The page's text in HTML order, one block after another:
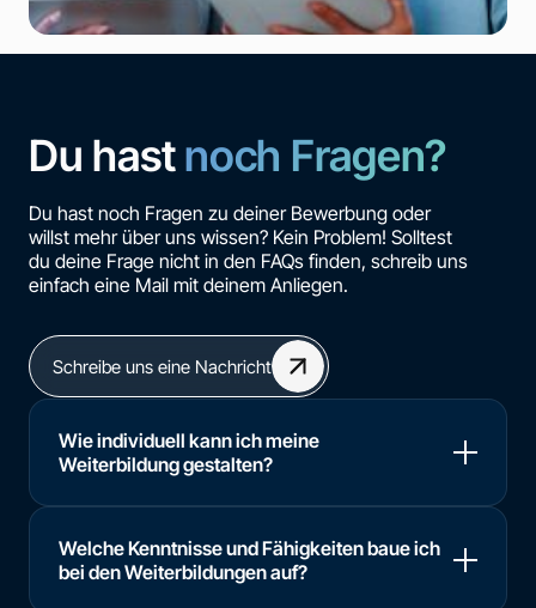
Du hastnoch Fragen?
Du hast noch Fragen zu deiner Bewerbung oder
willst mehr über uns wissen? Kein Problem! Solltest
du deine Frage nicht in den FAQs finden, schreib uns
einfach eine Mail mit deinem Anliegen.
Schreibe uns eine Nachricht
Wie individuell kann ich meine
Weiterbildung gestalten?
Welche Kenntnisse und Fähigkeiten baue ich
bei den Weiterbildungen auf?